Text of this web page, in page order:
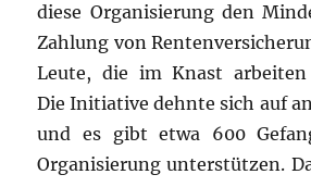
diese Organisierung den
Zahlung von
Leute, die im Knast arbeiten
Die Initiative dehnte sich auf
und es gibt etwa 600
Organisierung unterstützen.